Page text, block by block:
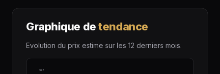
Graphique detendance
Evolution du prix estime sur les 12 derniers mois.
$76